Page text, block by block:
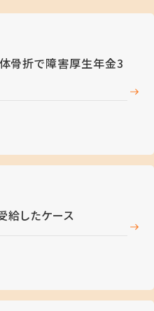
骨折で障害厚生年金3
給したケース